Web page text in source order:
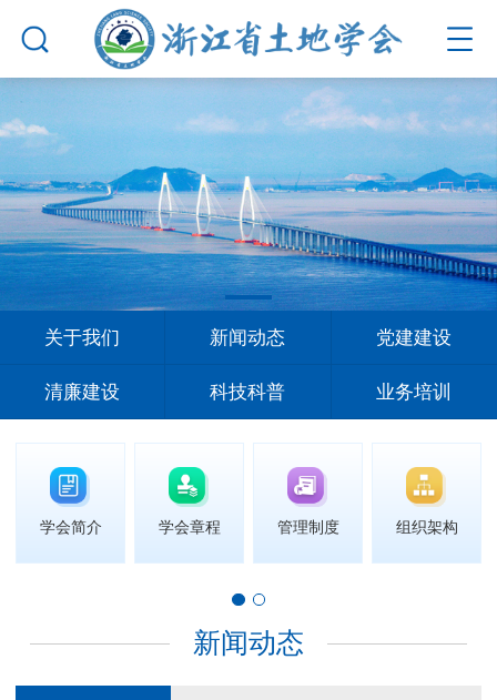
关于我们 新闻动态 党建建设
清廉建设 科技科普 业务培训
学会简介 学会章程 管理制度 组织架构
新闻动态